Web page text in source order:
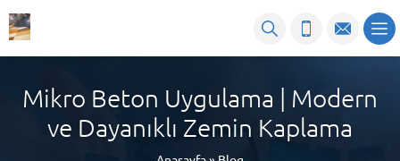
Mikro Beton Uygulama | Modern
ve Dayanıklı Zemin Kaplama